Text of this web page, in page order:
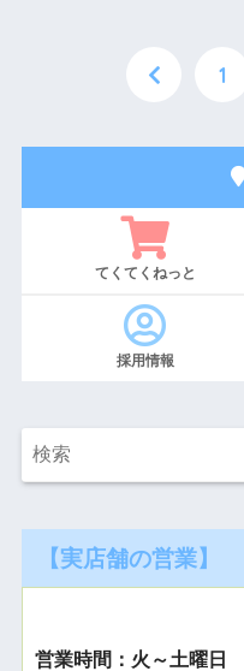
1
てくてくねっと
採用情報
【実店舗の営業】
営業時間：火～土曜日